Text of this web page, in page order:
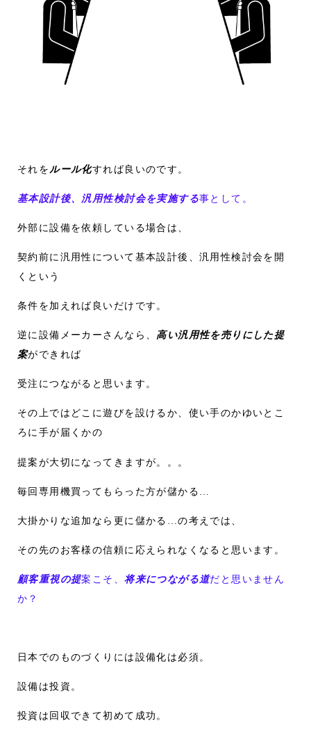
それをルール化すれば良いのです。
基本設計後、汎用性検討会を実施する事として。
外部に設備を依頼している場合は、
契約前に汎用性について基本設計後、汎用性検討会を開
くという
条件を加えれば良いだけです。
逆に設備メーカーさんなら、 高い汎用性を売りにした提
案ができれば
受注につながると思います。
その上ではどこに遊びを設けるか、使い手のかゆいとこ
ろに手が届くかの
提案が大切になってきますが。。。
毎回専用機買ってもらった方が儲かる…
大掛かりな追加なら更に儲かる…の考えでは、
その先のお客様の信頼に応えられなくなると思います。
顧客重視の提案こそ、将来につながる道だと思いません
か？
日本でのものづくりには設備化は必須。
設備は投資。
投資は回収できて初めて成功。